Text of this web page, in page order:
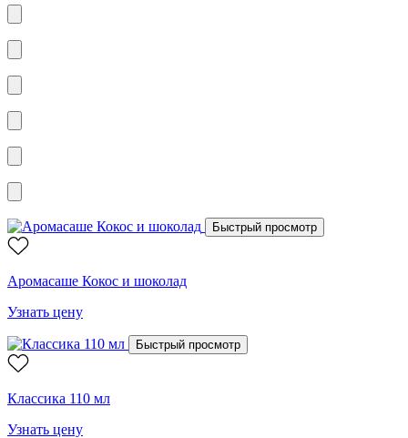
Быстрый просмотр
Аромасаше Кокос и шоколад
Узнать цену
Быстрый просмотр
Классика 110 мл
Узнать цену